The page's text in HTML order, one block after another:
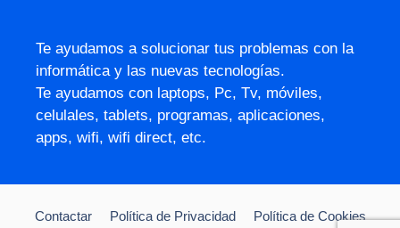
Te ayudamos a solucionar tus problemas con la
informática y las nuevas tecnologías.
Te ayudamos con laptops, Pc, Tv, móviles,
celulales, tablets, programas, aplicaciones,
apps, wifi, wifi direct, etc.
Contactar Política de Privacidad Política de Cookies